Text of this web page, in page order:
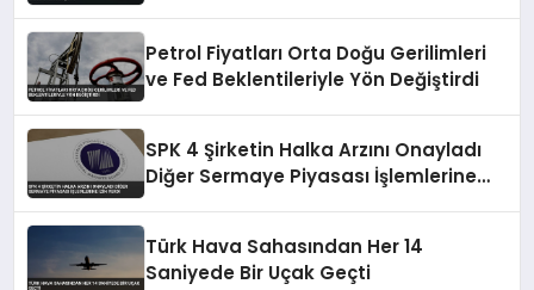
Petrol Fiyatları Orta Doğu Gerilimleri
ve Fed Beklentileriyle Yön Değiştirdi
SPK 4 Şirketin Halka Arzını Onayladı
Diğer Sermaye Piyasası İşlemlerine
Türk Hava Sahasından Her 14
Saniyede Bir Uçak Geçti